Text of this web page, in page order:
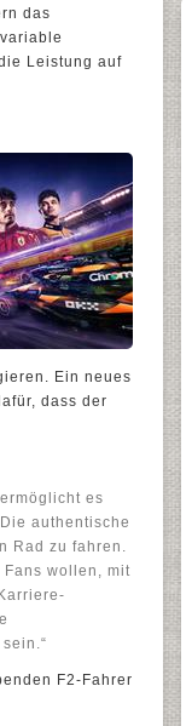
das
Leistung auf
Ein neues
dass der
es
authentische
Rad zu fahren.
wollen, mit
F2-Fahrer